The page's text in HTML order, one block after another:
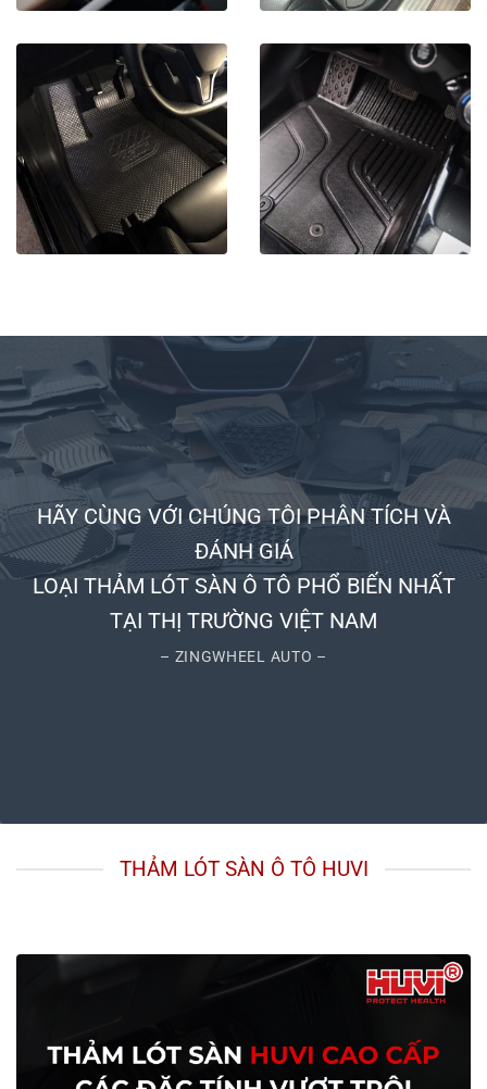
HÃY CÙNG VỚI CHÚNG TÔI PHÂN TÍCH VÀ
ĐÁNH GIÁ
LOẠI THẢM LÓT SÀN Ô TÔ PHỔ BIẾN NHẤT
TẠI THỊ TRƯỜNG VIỆT NAM
– ZINGWHEEL AUTO –
THẢM LÓT SÀN Ô TÔ HUVI